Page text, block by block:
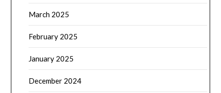
March 2025
February 2025
January 2025
December 2024